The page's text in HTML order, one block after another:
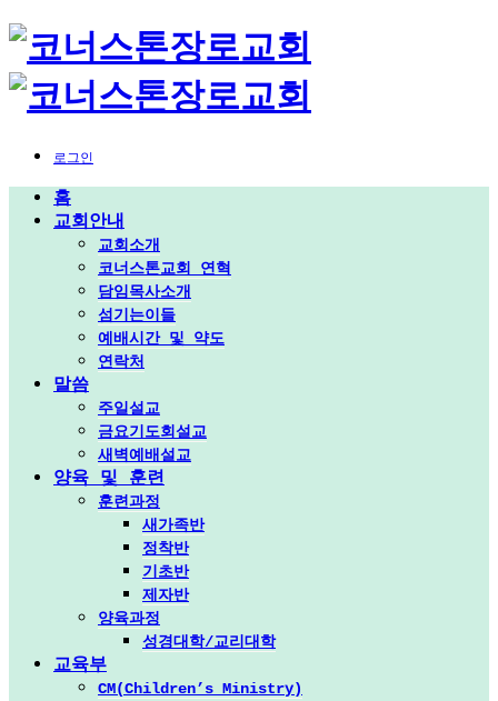
로그인
홈
교회안내
교회소개
코너스톤교회 연혁
담임목사소개
섬기는이들
예배시간 및 약도
연락처
말씀
주일설교
금요기도회설교
새벽예배설교
양육 및 훈련
훈련과정
새가족반
정착반
기초반
제자반
양육과정
성경대학/교리대학
교육부
CM(Children’s Ministry)